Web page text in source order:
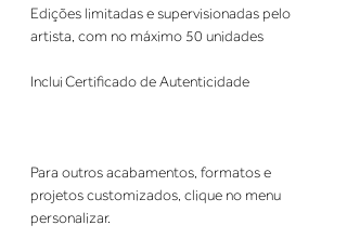
Edições limitadas e supervisionadas pelo
artista, com no máximo 50 unidades
Inclui Certificado de Autenticidade
Para outros acabamentos, formatos e
projetos customizados, clique no menu
personalizar.